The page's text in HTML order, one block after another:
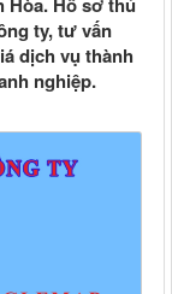
ty, tư vấn
dịch vụ thành
nghiệp.